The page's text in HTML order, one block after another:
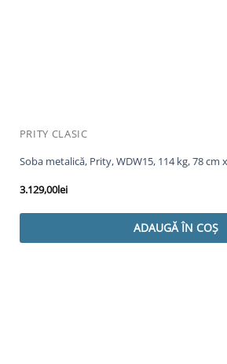
PRITY CLASIC
Soba metalică, Prity, WDW15, 114 kg, 78 cm
3.129,00lei
ADAUGĂ ÎN COȘ